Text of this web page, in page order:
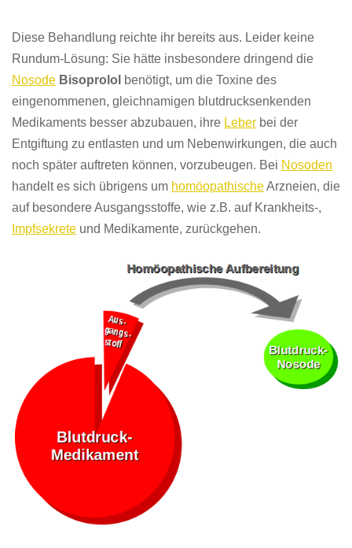
Diese Behandlung reichte ihr bereits aus. Leider keine
Rundum-Lösung: Sie hätte insbesondere dringend die
Nosode Bisoprolol
benötigt, um die Toxine des
eingenommenen, gleichnamigen blutdrucksenkenden
Medikaments besser abzubauen, ihre Leber bei der
Entgiftung zu entlasten und um Nebenwirkungen, die auch
noch später auftreten können, vorzubeugen. Bei Nosoden
handelt es sich übrigens um homöopathischeArzneien, die
auf besondere Ausgangsstoffe, wie z.B. auf Krankheits-,
Impfsekrete und Medikamente, zurückgehen.